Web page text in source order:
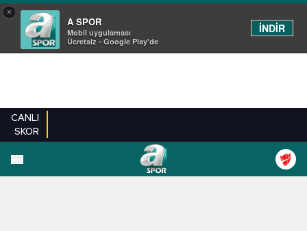
×
A SPOR
Mobil uygulaması
Ücretsiz - Google Play'de
İNDİR
CANLI
SKOR